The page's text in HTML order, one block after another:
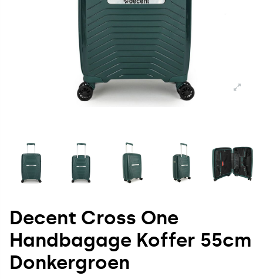
Decent Cross One
Handbagage Koffer 55cm
Donkergroen